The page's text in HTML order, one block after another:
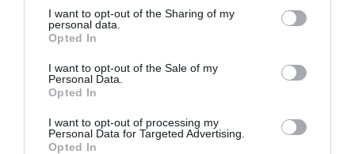
not limited to your visit or usage behaviour. You may click to
grant or deny consent to Google and its third-party tags to
use your data for below specified purposes in below Google
consent section.
I want to opt-out of the Sharing of my
personal data.
Opted In
I want to opt-out of the Sale of my
Personal Data.
Opted In
I want to opt-out of processing my
Personal Data for Targeted Advertising.
Opted In
Površinu lagano pospite brašnom i razvaljajte tijesto na umjerenu
debljinu. Za bolju karamelizaciju dodajte malo šećera na
površinu.Tijesto podijelite na dijelove prikladne za kolačiće i
Ostavite oblikovane kolačiće da odstoje na sobnoj temperaturi